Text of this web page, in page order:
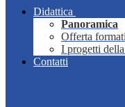
Didattica
Panoramica
Offerta
I progetti
Contatti